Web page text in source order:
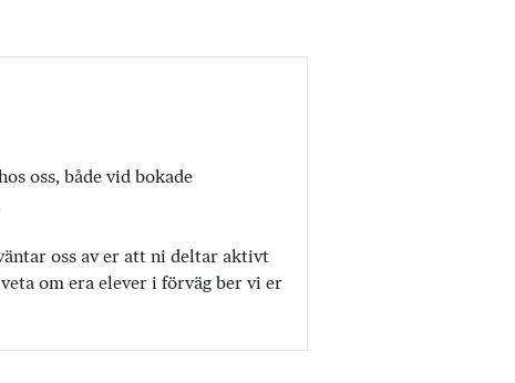
oss, både vid bokade
oss av er att ni deltar aktivt
om era elever i förväg ber vi er